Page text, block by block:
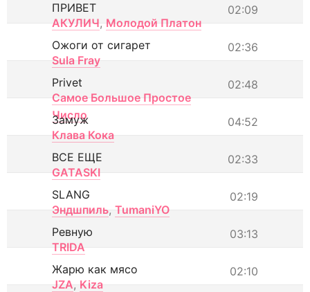
02:09
ПРИВЕТ
АКУЛИЧ, Молодой Платон
02:36
Ожоги от сигарет
Sula Fray
02:48
Privet
Самое Большое Простое
Число
04:52
Замуж
Клава Кока
02:33
ВСЕ ЕЩЕ
GATASKI
02:19
SLANG
Эндшпиль, TumaniYO
03:13
Ревную
TRIDA
02:10
Жарю как мясо
JZA, Kiza